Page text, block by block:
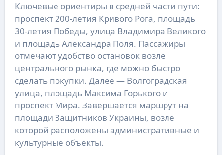
Ключевые ориентиры в средней части пути:
проспект 200-летия Кривого Рога, площадь
30-летия Победы, улица Владимира Великого
и площадь Александра Поля. Пассажиры
отмечают удобство остановок возле
центрального рынка, где можно быстро
сделать покупки. Далее — Волгоградская
улица, площадь Максима Горького и
проспект Мира. Завершается маршрут на
площади Защитников Украины, возле
которой расположены административные и
культурные объекты.